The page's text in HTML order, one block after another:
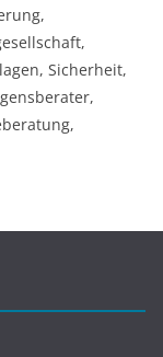
Sicherheit,